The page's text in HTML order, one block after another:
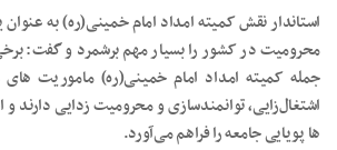
استاندار نقش کمیته امداد امام خمینی(ره) به عنوان
محرومیت‌ در کشور را بسیار مهم برشمرد و گفت:
جمله کمیته امداد امام خمینی(ره) ماموریت
اشتغال‌زایی، توانمندسازی و محرومیت زدایی دارند
ها پویایی جامعه را فراهم می‌آورد.